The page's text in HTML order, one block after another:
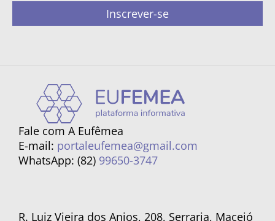
Inscrever-se
Fale com A Eufêmea
E-mail: portaleufemea@gmail.com
WhatsApp: (82) 99650-3747
R. Luiz Vieira dos Anjos, 208, Serraria, Maceió